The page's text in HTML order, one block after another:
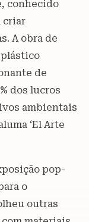
conhecido
criar
A obra de
plástico
de
dos lucros
ambientais
‘El Arte
pop-
o
outras